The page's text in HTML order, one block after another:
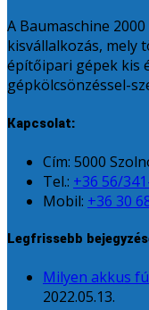
A Baumaschine
kisvállalkozás, mely
építőipari gépek kis
gépkölcsönzéssel-
Kapcsolat:
Cím: 5000
Tel.: +36 56/
Mobil: +36 30
Legfrissebb
Milyen akkus
2022.05.13.